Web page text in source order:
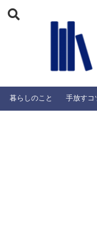
暮らしのこと 手放すコ